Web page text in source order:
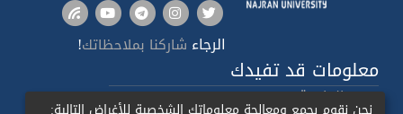
الرجاء شاركنا بملاحظاتك!
معلومات قد تفيدك
صدى الجامعة